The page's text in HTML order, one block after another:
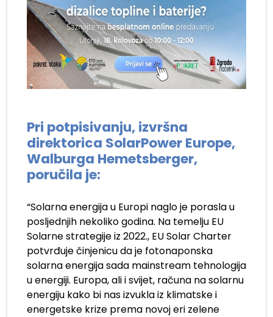
Pri potpisivanju, izvršna
direktorica SolarPower Europe,
Walburga Hemetsberger,
poručila je:
“Solarna energija u Europi naglo je porasla u
posljednjih nekoliko godina. Na temelju EU
Solarne strategije iz 2022., EU Solar Charter
potvrđuje činjenicu da je fotonaponska
solarna energija sada mainstream tehnologija
u energiji. Europa, ali i svijet, računa na solarnu
energiju kako bi nas izvukla iz klimatske i
energetske krize prema novoj eri zelene